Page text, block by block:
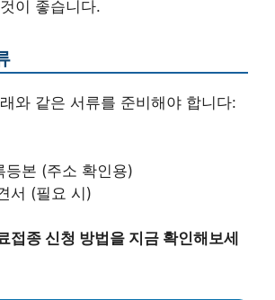
이 좋습니다.
와 같은 서류를 준비해야 합니다:
등본 (주소 확인용)
서 (필요 시)
접종 신청 방법을 지금 확인해보세